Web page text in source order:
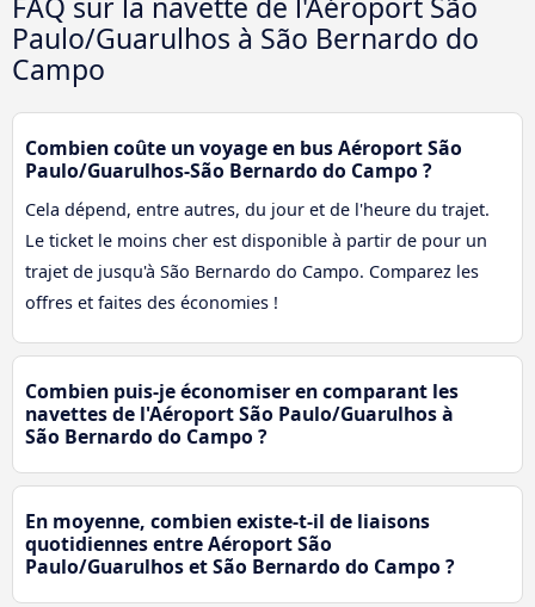
Paulo/Guarulhos à São Bernardo do
Campo
Combien coûte un voyage en bus Aéroport São
Paulo/Guarulhos-São Bernardo do Campo ?
Cela dépend, entre autres, du jour et de l'heure du trajet.
Le ticket le moins cher est disponible à partir de pour un
trajet de jusqu'à São Bernardo do Campo. Comparez les
offres et faites des économies !
Combien puis-je économiser en comparant les
navettes de l'Aéroport São Paulo/Guarulhos à
São Bernardo do Campo ?
En moyenne, combien existe-t-il de liaisons
quotidiennes entre Aéroport São
Paulo/Guarulhos et São Bernardo do Campo ?